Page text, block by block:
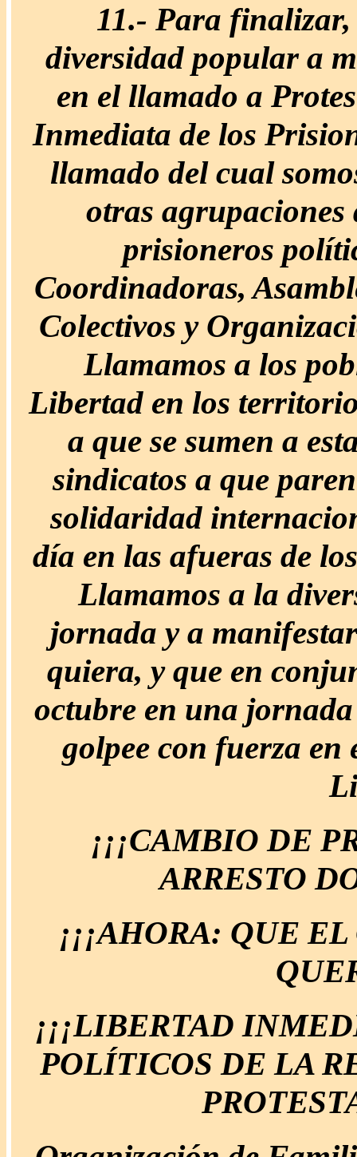
11.- Para finalizar,
diversidad popular a
en el llamado a
Inmediata de los
llamado del cual
otras agrupaciones
prisioneros
Coordinadoras,
Colectivos y
Llamamos a los
Libertad en los
a que se sumen a
sindicatos a que
solidaridad
día en las afueras de
Llamamos a la
jornada y a
quiera, y que en
octubre en una
golpee con fuerza en
¡¡¡CAMBIO DE
ARRESTO
¡¡¡AHORA: QUE
¡¡¡LIBERTAD
POLÍTICOS DE LA